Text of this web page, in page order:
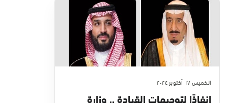
الخميس ١٧ أكتوبر ٢٠٢٤
إنفاذًا لتوجيهات القيادة .. وزارة